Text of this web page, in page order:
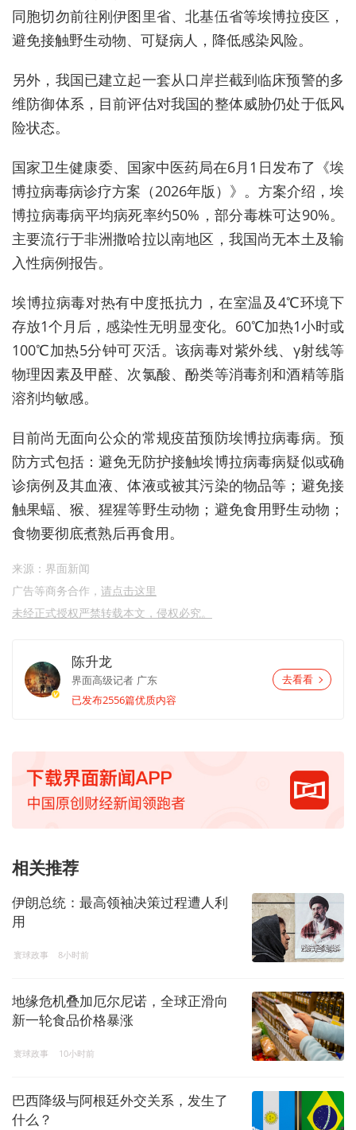
同胞切勿前往刚伊图里省、北基伍省等埃博拉疫区，
避免接触野生动物、可疑病人，降低感染风险。
另外，我国已建立起一套从口岸拦截到临床预警的多
维防御体系，目前评估对我国的整体威胁仍处于低风
险状态。
国家卫生健康委、国家中医药局在6月1日发布了《埃
博拉病毒病诊疗方案（2026年版）》。方案介绍，埃
博拉病毒病平均病死率约50%，部分毒株可达90%。
主要流行于非洲撒哈拉以南地区，我国尚无本土及输
入性病例报告。
埃博拉病毒对热有中度抵抗力，在室温及4℃环境下
存放1个月后，感染性无明显变化。60℃加热1小时或
100℃加热5分钟可灭活。该病毒对紫外线、γ射线等
物理因素及甲醛、次氯酸、酚类等消毒剂和酒精等脂
溶剂均敏感。
目前尚无面向公众的常规疫苗预防埃博拉病毒病。预
防方式包括：避免无防护接触埃博拉病毒病疑似或确
诊病例及其血液、体液或被其污染的物品等；避免接
触果蝠、猴、猩猩等野生动物；避免食用野生动物；
食物要彻底煮熟后再食用。
来源：界面新闻
广告等商务合作， 请点击这里
未经正式授权严禁转载本文，侵权必究。
陈升龙
界面高级记者 广东
已发布2556篇优质内容
去看看
相关推荐
伊朗总统：最高领袖决策过程遭人利
用
寰球政事 8小时前
地缘危机叠加厄尔尼诺，全球正滑向
新一轮食品价格暴涨
寰球政事 10小时前
巴西降级与阿根廷外交关系，发生了
什么？